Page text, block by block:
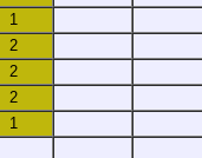
1
2
2
2
1